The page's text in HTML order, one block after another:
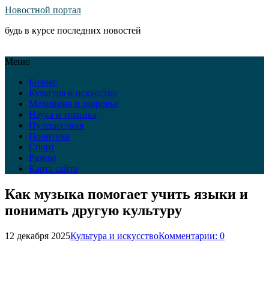
Новостной портал
будь в курсе последних новостей
Меню
Бизнес
Культура и искусство
Медицина и здоровье
Наука и техника
Путешествия
Политика
Спорт
Разное
Карта сайта
Как музыка помогает учить языки и
понимать другую культуру
12 декабря 2025Культура и искусствоКомментарии: 0